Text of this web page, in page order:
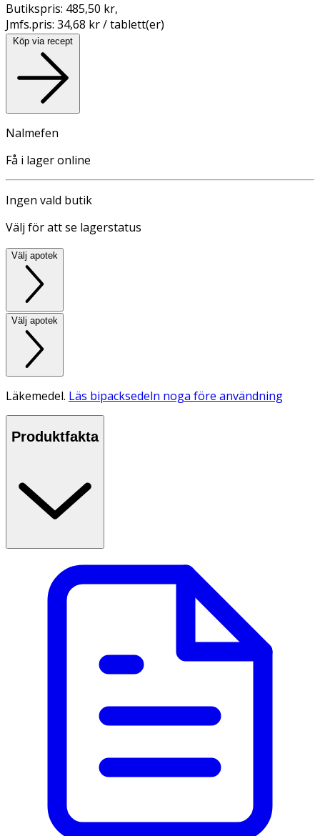
Butikspris: 485,50 kr,
Jmfs.pris: 34,68 kr / tablett(er)
Köp via recept
Nalmefen
Få i lager online
Ingen vald butik
Välj för att se lagerstatus
Välj apotek
Välj apotek
Läkemedel. Läs bipacksedeln noga före användning
Produktfakta